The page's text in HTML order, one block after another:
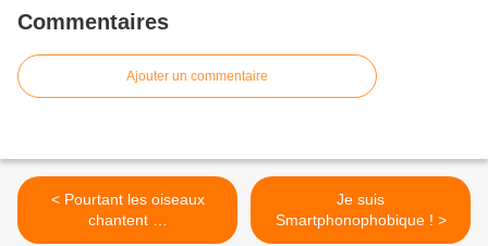
Commentaires
Ajouter un commentaire
< Pourtant les oiseaux
chantent …
Je suis
Smartphonophobique ! >